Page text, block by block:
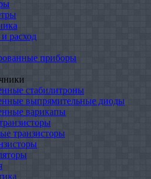
расход
приборы
стабилитроны
выпрямительные диоды
варикапы
транзисторы